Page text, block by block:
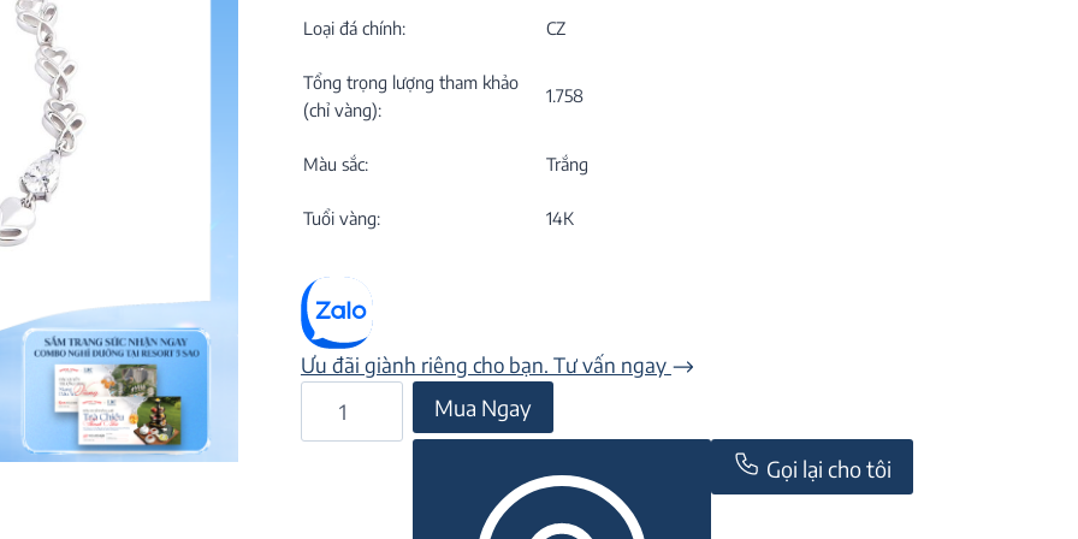
NEW Loại đá chính: CZ
Tổng trọng lượng tham khảo
(chỉ vàng):
1.758
Màu sắc: Trắng
Tuổi vàng: 14K
Ưu đãi giành riêng cho bạn. Tư vấn ngay
Mua Ngay
Gọi lại cho tôi